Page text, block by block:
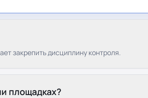
закрепить дисциплину контроля.
площадках?